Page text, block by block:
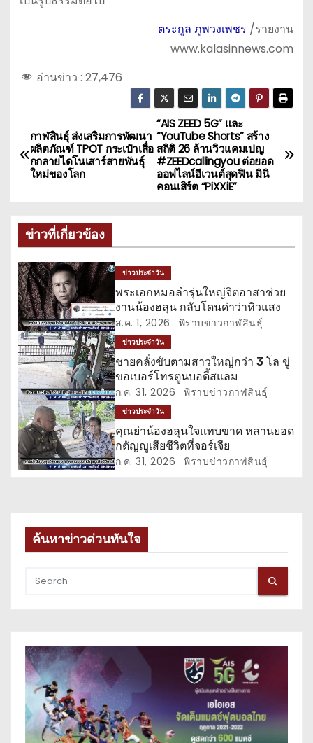
ตระกูล ภูพวงเพชร /รายงาน
www.kalasinnews.com
อ่านข่าว : 27,476
แ
น
แ
น
ว
เ
รื่
อ
ง
“AIS ZEED 5G” และ
“YouTube Shorts” สร้าง
สถิติ 26 ล้านวิวแคมเปญ
#ZEEDcallingyou ต่อยอด
ออฟไลน์อีเวนต์สุดฟิน มินิ
คอนเสิร์ต “PiXXiE”
กาฬสินธุ์ ส่งเสริมการพัฒนา
ผลิตภัณฑ์ TPOT กระเป๋าเสื่อ
กกลายไดโนเสาร์สายพันธุ์
ใหม่ของโลก
ข่าวที่เกี่ยวข้อง
ข่าวประจำวัน
พระเอกหมอลำรุ่นใหญ่จิตอาสาช่วย
งานน้องฮลุน กลับโดนด่าว่าหิวแสง
ส.ค. 1, 2026 พิราบข่าวกาฬสินธุ์
ข่าวประจำวัน
ชายคลั่งขับตามสาวใหญ่กว่า 3 โล ขู่
ขอเบอร์โทรตูนบอดี้สแลม
ก.ค. 31, 2026 พิราบข่าวกาฬสินธุ์
ข่าวประจำวัน
คุณย่าน้องฮลุนใจแทบขาด หลานยอด
กตัญญูเสียชีวิตที่จอร์เจีย
ก.ค. 31, 2026 พิราบข่าวกาฬสินธุ์
ค้นหาข่าวด่วนทันใจ